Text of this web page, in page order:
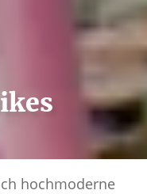
hochmoderne